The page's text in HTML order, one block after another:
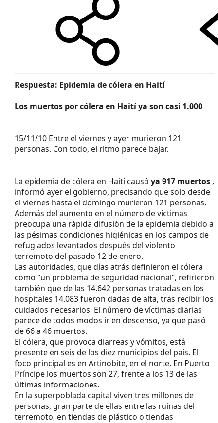
Respuesta: Epidemia de cólera en Haití
Los muertos por cólera en Haití ya son casi 1.000
15/11/10 Entre el viernes y ayer murieron 121
personas. Con todo, el ritmo parece bajar.
La epidemia de cólera en Haití causó ya 917 muertos ,
informó ayer el gobierno, precisando que solo desde
el viernes hasta el domingo murieron 121 personas.
Además del aumento en el número de víctimas
preocupa una rápida difusión de la epidemia debido a
las pésimas condiciones higiénicas en los campos de
refugiados levantados después del violento
terremoto del pasado 12 de enero.
Las autoridades, que días atrás definieron el cólera
como “un problema de seguridad nacional”, refirieron
también que de las 14.642 personas tratadas en los
hospitales 14.083 fueron dadas de alta, tras recibir los
cuidados necesarios. El número de víctimas diarias
parece de todos modos ir en descenso, ya que pasó
de 66 a 46 muertos.
El cólera, que provoca diarreas y vómitos, está
presente en seis de los diez municipios del país. El
foco principal es en Artinobite, en el norte. En Puerto
Príncipe los muertos son 27, frente a los 13 de las
últimas informaciones.
En la superpoblada capital viven tres millones de
personas, gran parte de ellas entre las ruinas del
terremoto, en tiendas de plástico o tiendas